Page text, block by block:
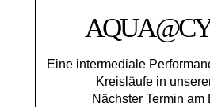
Eine intermediale
Kreisläufe in
Nächster Termin am